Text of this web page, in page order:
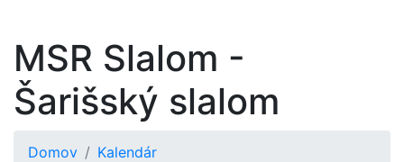
MSR Slalom -
Šarišský slalom
Domov
Kalendár